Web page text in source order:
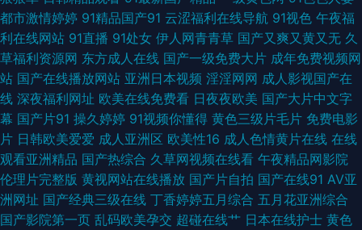
久女同 九色入口 极品视频91 国产极品伪娘在线 超碰97人人香蕉 极品色视频
导航 亚洲AV人人妻人人操 影音先锋无码区 91爱爱美女 91福利地址 91N日韩
成人性爱 亚洲天堂久久在线 婷婷五月深爱激情 日韩撸AV 欧美BB 欧美BB 国
产不卡操逼 91草视频成人 国产久艹精品 日韩免费 在线91VA视频 www色色
网站 婷婷激情五月天小说 影音先锋AV资源人妻 91视在线视频 传媒视频在线
观看 俺去啦最新网址 国产99操逼 成人在线网站 国产精品久久66 丁香五月激
都市激情婷婷 91精品国产91 云涩福利在线导航 91视色 午夜福
利在线网站 91直播 91处女 伊人网青青草 国产又爽又黄又无 久
草福利资源网 东方成人在线 国产一级免费大片 成年免费视频网
站 国产在线播放网站 亚洲日本视频 淫淫网网 成人影视国产在
线 深夜福利网址 欧美在线免费看 日夜夜欧美 国产大片中文字
幕 国产片91 操久婷婷 91视频你懂得 黄色三级片毛片 免费电影
片 日韩欧美爱爱 成人亚洲区 欧美性16 成人色情黄片在线 在线
观看亚洲精品 国产热综合 久草网视频在线看 午夜精品网影院
伦理片完整版 黄视网站在线播放 国产片自拍 国产在线91 AV亚
洲网址 国产经典三级在线 丁香婷婷五月综合 五月花亚洲综合
国产影院第一页 乱码欧美孕交 超碰在线艹 日本在线护士 黄色